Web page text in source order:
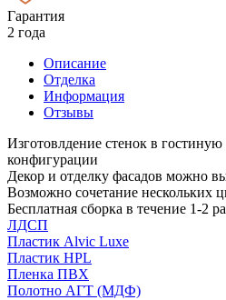
Гарантия
2 года
Описание
Отделка
Информация
Отзывы
Изготовлдение стенок в
конфигурации
Декор и отделку фасадов можно
Возможно сочетание нескольких
Бесплатная сборка в течение 1-2
ЛДСП
Пластик Alvic Luxe
Пластик HPL
Пленка ПВХ
Полотно АГТ (МДФ)